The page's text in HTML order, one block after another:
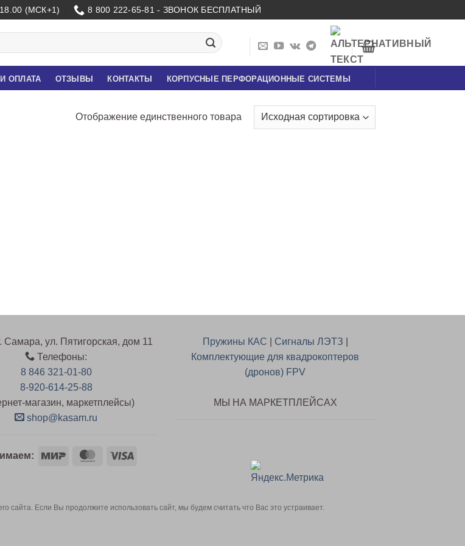
(МСК+1) 8 800 222-65-81 - ЗВОНОК БЕСПЛАТНЫЙ
ОПЛАТА ОТЗЫВЫ КОНТАКТЫ КОРПУСНЫЕ ПЕРФОРАЦИОННЫЕ СИСТЕМЫ
Отображение единственного товара
Самара, ул. Пятигорская, дом 11
Телефоны:
8 846 321-01-80
8-920-614-25-88
магазин, маркетплейсы)
shop@kasam.ru
Mir MasterCard
Visa
Пружины КАС Сигналы ЛЭТЗ
Комплектующие для квадрокоптеров
(дронов) FPV
МЫ НА МАРКЕТПЛЕЙСАХ
сайта. Если Вы продолжите использовать сайт, мы будем считать что Вас это устраивает.